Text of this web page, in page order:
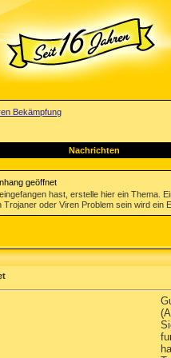
Bekämpfung
Nachrichten
geöffnet
hast, erstelle hier ein
oder Viren Problem sein wird ein